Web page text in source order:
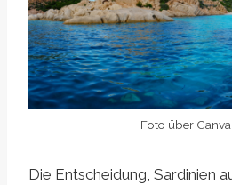
Foto über Canva
Die Entscheidung, Sardinien